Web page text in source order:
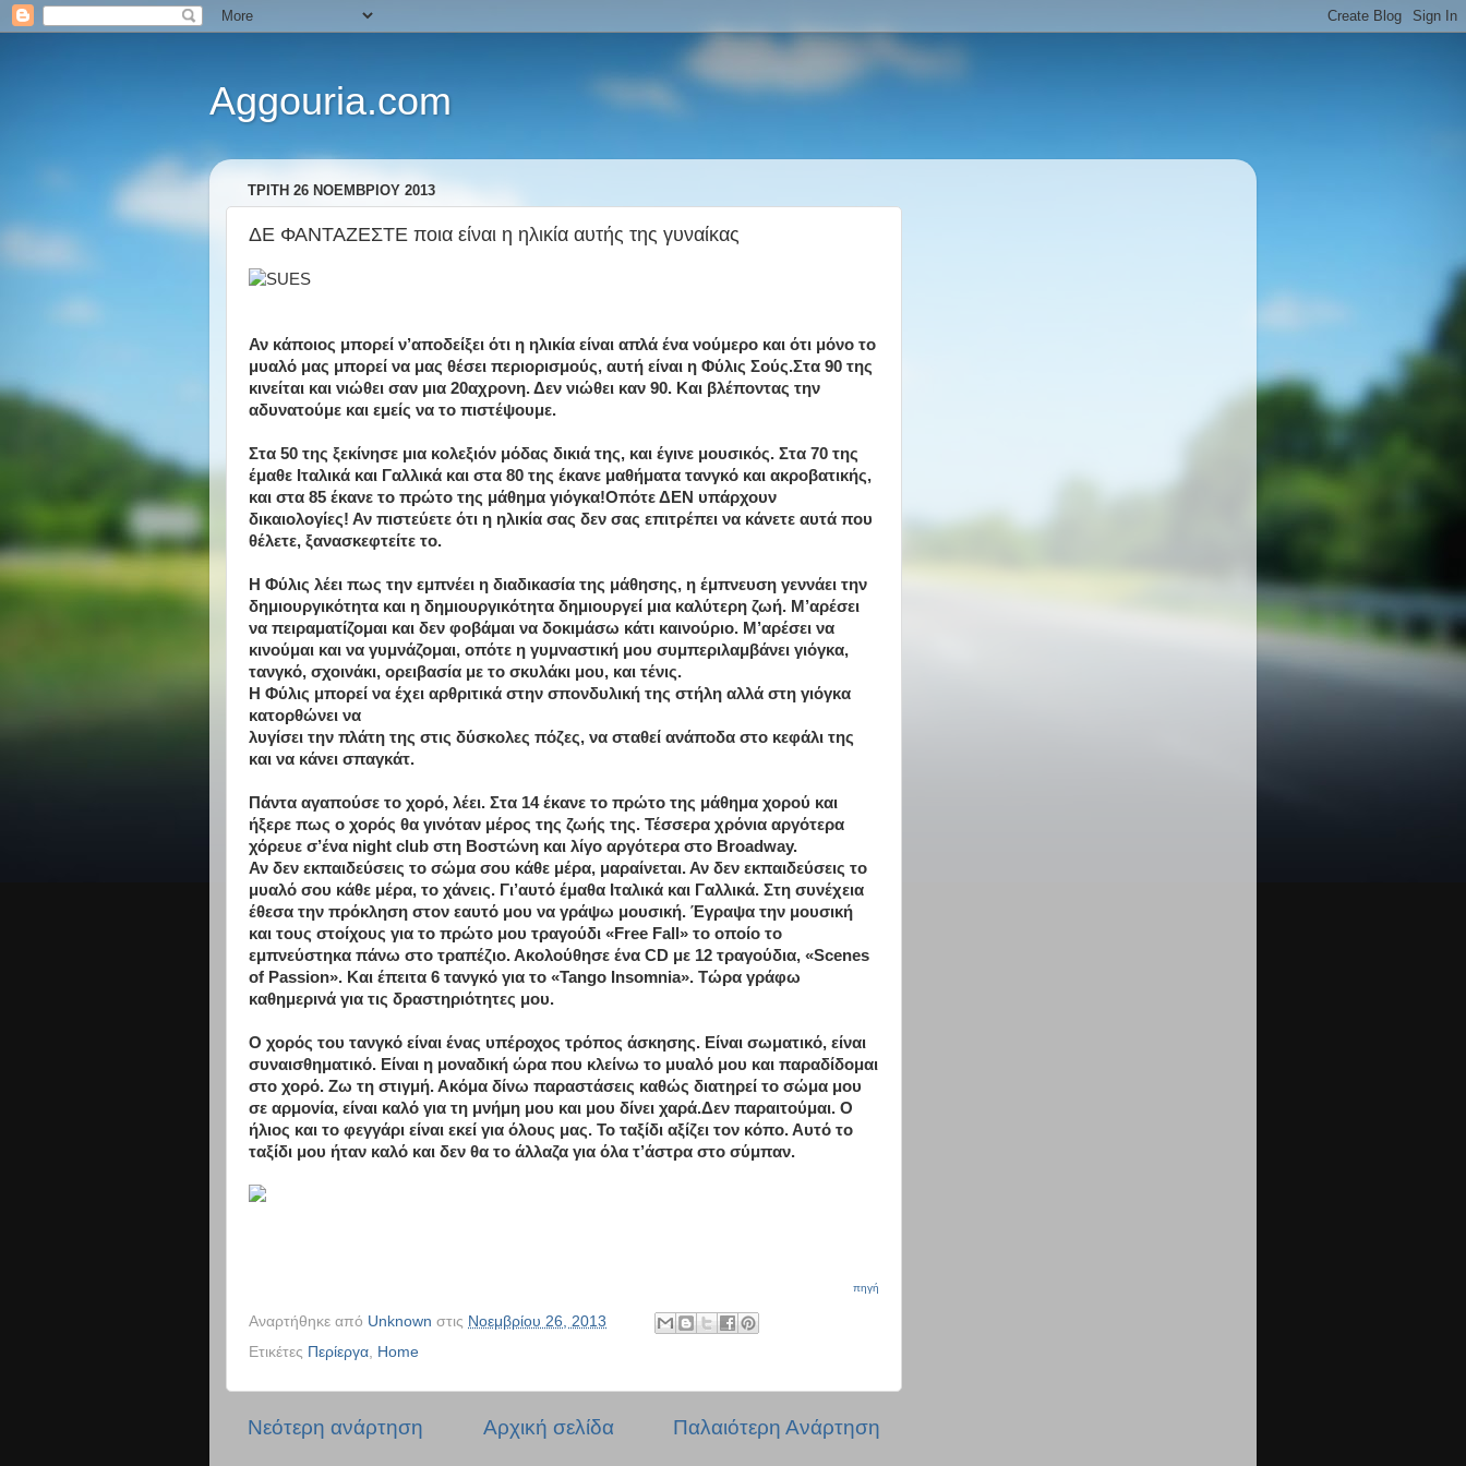
Aggouria.com
ΤΡΊΤΗ 26 ΝΟΕΜΒΡΊΟΥ 2013
ΔΕ ΦΑΝΤΑΖΕΣΤΕ ποια είναι η ηλικία αυτής της γυναίκας
Αν κάποιος μπορεί ν’αποδείξει ότι η ηλικία είναι απλά ένα νούμερο και ότι μόνο το
μυαλό μας μπορεί να μας θέσει περιορισμούς, αυτή είναι η Φύλις Σούς.Στα 90 της
κινείται και νιώθει σαν μια 20αχρονη. Δεν νιώθει καν 90. Και βλέποντας την
αδυνατούμε και εμείς να το πιστέψουμε.
Στα 50 της ξεκίνησε μια κολεξιόν μόδας δικιά της, και έγινε μουσικός. Στα 70 της
έμαθε Ιταλικά και Γαλλικά και στα 80 της έκανε μαθήματα τανγκό και ακροβατικής,
και στα 85 έκανε το πρώτο της μάθημα γιόγκα!Οπότε ΔΕΝ υπάρχουν
δικαιολογίες! Αν πιστεύετε ότι η ηλικία σας δεν σας επιτρέπει να κάνετε αυτά που
θέλετε, ξανασκεφτείτε το.
Η Φύλις λέει πως την εμπνέει η διαδικασία της μάθησης, η έμπνευση γεννάει την
δημιουργικότητα και η δημιουργικότητα δημιουργεί μια καλύτερη ζωή. Μ’αρέσει
να πειραματίζομαι και δεν φοβάμαι να δοκιμάσω κάτι καινούριο. Μ’αρέσει να
κινούμαι και να γυμνάζομαι, οπότε η γυμναστική μου συμπεριλαμβάνει γιόγκα,
τανγκό, σχοινάκι, ορειβασία με το σκυλάκι μου, και τένις.
Η Φύλις μπορεί να έχει αρθριτικά στην σπονδυλική της στήλη αλλά στη γιόγκα
κατορθώνει να
λυγίσει την πλάτη της στις δύσκολες πόζες, να σταθεί ανάποδα στο κεφάλι της
και να κάνει σπαγκάτ.
Πάντα αγαπούσε το χορό, λέει. Στα 14 έκανε το πρώτο της μάθημα χορού και
ήξερε πως ο χορός θα γινόταν μέρος της ζωής της. Τέσσερα χρόνια αργότερα
χόρευε σ’ένα night club στη Βοστώνη και λίγο αργότερα στο Broadway.
Αν δεν εκπαιδεύσεις το σώμα σου κάθε μέρα, μαραίνεται. Αν δεν εκπαιδεύσεις το
μυαλό σου κάθε μέρα, το χάνεις. Γι’αυτό έμαθα Ιταλικά και Γαλλικά. Στη συνέχεια
έθεσα την πρόκληση στον εαυτό μου να γράψω μουσική. Έγραψα την μουσική
και τους στοίχους για το πρώτο μου τραγούδι «Free Fall» το οποίο το
εμπνεύστηκα πάνω στο τραπέζιο. Ακολούθησε ένα CD με 12 τραγούδια, «Scenes
of Passion». Και έπειτα 6 τανγκό για το «Tango Insomnia». Τώρα γράφω
καθημερινά για τις δραστηριότητες μου.
Ο χορός του τανγκό είναι ένας υπέροχος τρόπος άσκησης. Είναι σωματικό, είναι
συναισθηματικό. Είναι η μοναδική ώρα που κλείνω το μυαλό μου και παραδίδομαι
στο χορό. Ζω τη στιγμή. Ακόμα δίνω παραστάσεις καθώς διατηρεί το σώμα μου
σε αρμονία, είναι καλό για τη μνήμη μου και μου δίνει χαρά.Δεν παραιτούμαι. Ο
ήλιος και το φεγγάρι είναι εκεί για όλους μας. Το ταξίδι αξίζει τον κόπο. Αυτό το
ταξίδι μου ήταν καλό και δεν θα το άλλαζα για όλα τ’άστρα στο σύμπαν.
πηγή
Αναρτήθηκε από Unknown στις Νοεμβρίου 26, 2013
Ετικέτες Περίεργα Home
Νεότερη ανάρτηση Παλαιότερη Ανάρτηση
Αρχική σελίδα